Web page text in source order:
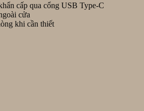
cấp qua cổng USB Type-C
cửa
khi cần thiết